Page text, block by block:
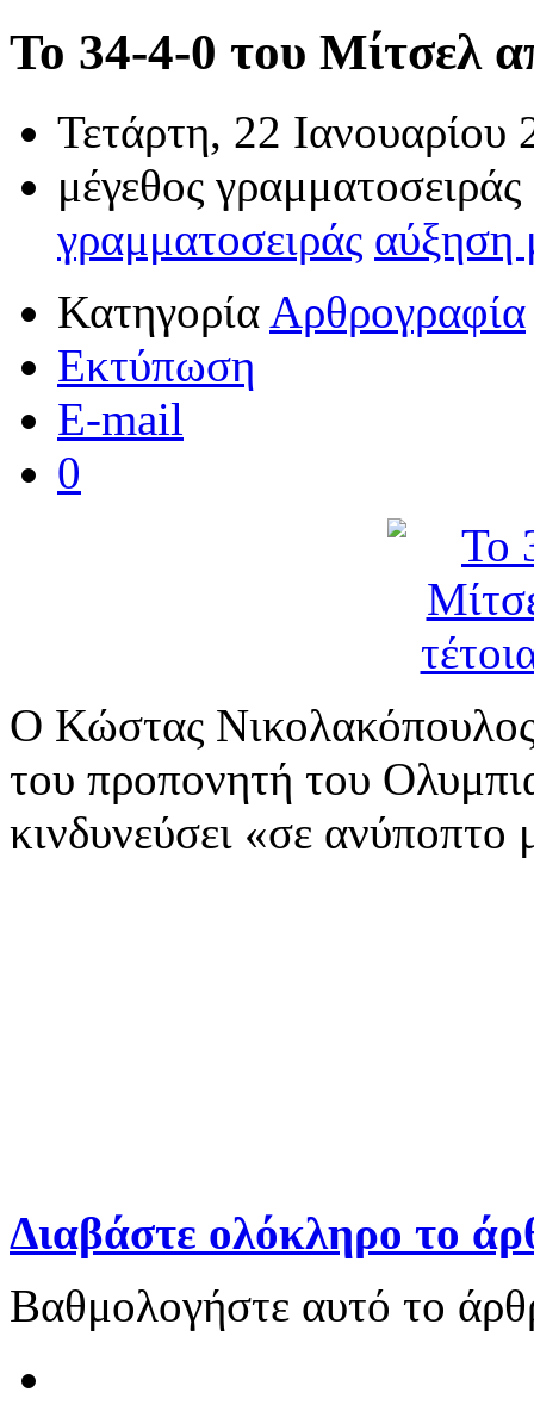
Το 34-4-0 του Μίτσελ
Τετάρτη, 22
μέγεθος γραμματοσειράς
γραμματοσειράς αύξηση
Κατηγορία Αρθρογραφία
Εκτύπωση
E-mail
0
Ο Κώστας Νικολακόπουλος
του προπονητή του
κινδυνεύσει «σε ανύποπτο
Διαβάστε ολόκληρο το
Βαθμολογήστε αυτό το